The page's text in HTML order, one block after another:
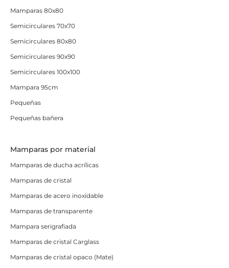
Mamparas 80x80
Semicirculares 70x70
Semicirculares 80x80
Semicirculares 90x90
Semicirculares 100x100
Mampara 95cm
Pequeñas
Pequeñas bañera
Mamparas por material
Mamparas de ducha acrílicas
Mamparas de cristal
Mamparas de acero inoxidable
Mamparas de transparente
Mampara serigrafiada
Mamparas de cristal Carglass
Mamparas de cristal opaco (Mate)